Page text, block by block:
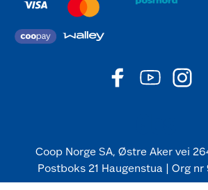
Coop Norge SA, Østre Aker vei
Postboks 21 Haugenstua | Org